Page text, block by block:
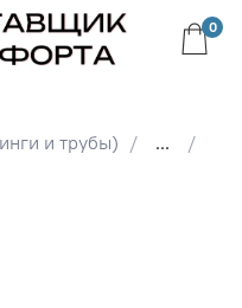
0
и трубы)
...